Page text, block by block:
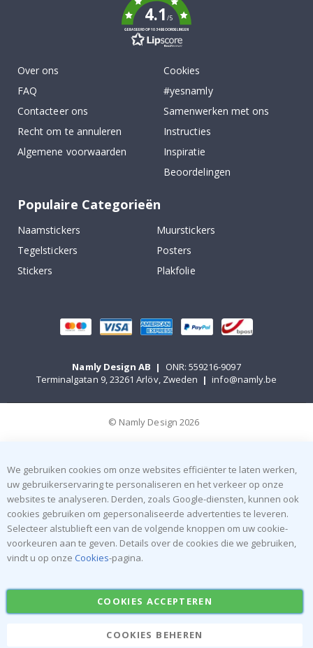
4.1/5
GEBASEERD OP 1034 BEOORDELINGEN
Over ons
FAQ
Contacteer ons
Recht om te annuleren
Algemene voorwaarden
Cookies
#yesnamly
Samenwerken met ons
Instructies
Inspiratie
Beoordelingen
Populaire Categorieën
Naamstickers
Muurstickers
Tegelstickers
Posters
Stickers
Plakfolie
Namly Design AB |
ONR: 559216-9097
Terminalgatan 9, 23261 Arlöv, Zweden | info@namly.be
© Namly Design 2026
We gebruiken cookies om onze websites efficiënter te laten werken,
uw gebruikerservaring te personaliseren en het verkeer op onze
websites te analyseren. Derden, zoals Google-diensten, kunnen ook
cookies gebruiken om gepersonaliseerde advertenties te leveren.
Selecteer alstublieft een van de volgende knoppen om uw cookie-
voorkeuren aan te geven. Details over de cookies die we gebruiken,
vindt u op onze Cookies-pagina.
COOKIES ACCEPTEREN
COOKIES BEHEREN